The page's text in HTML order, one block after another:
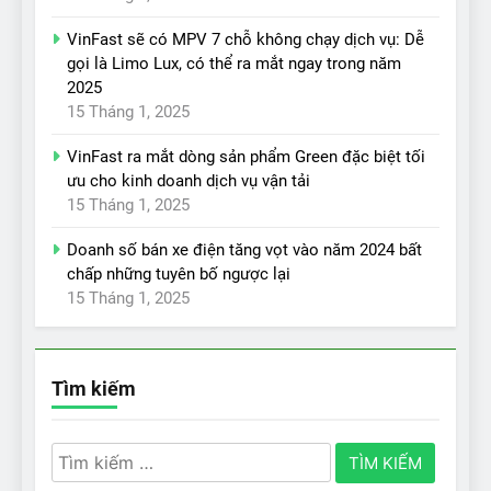
VinFast sẽ có MPV 7 chỗ không chạy dịch vụ: Dễ
gọi là Limo Lux, có thể ra mắt ngay trong năm
2025
15 Tháng 1, 2025
VinFast ra mắt dòng sản phẩm Green đặc biệt tối
ưu cho kinh doanh dịch vụ vận tải
15 Tháng 1, 2025
Doanh số bán xe điện tăng vọt vào năm 2024 bất
chấp những tuyên bố ngược lại
15 Tháng 1, 2025
Tìm kiếm
Tìm
kiếm